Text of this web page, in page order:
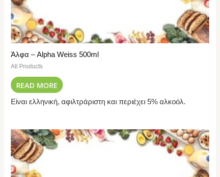
Άλφα – Alpha Weiss 500ml
All Products
READ MORE
Είναι ελληνική, αφιλτράριστη και περιέχει 5% αλκοόλ.